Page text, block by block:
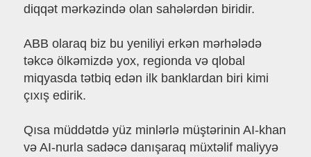
diqqət mərkəzində olan sahələrdən biridir.
ABB olaraq biz bu yeniliyi erkən mərhələdə
təkcə ölkəmizdə yox, regionda və qlobal
miqyasda tətbiq edən ilk banklardan biri kimi
çıxış edirik.
Qısa müddətdə yüz minlərlə müştərinin AI-khan
və AI-nurla sadəcə danışaraq müxtəlif maliyyə